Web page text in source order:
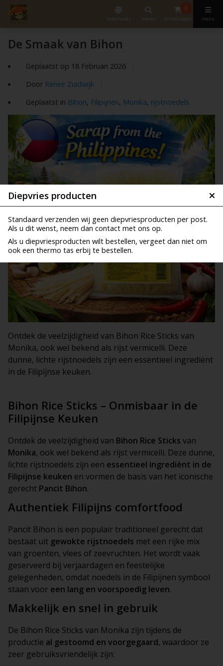
nederlands zoeken
0
winkelwagen menu
Diepvries producten
Standaard verzenden wij geen diepvriesproducten per post.
Als u dit wenst, neem dan contact met ons op.
Als u diepvriesproducten wilt bestellen, vergeet dan niet om
ook een thermo tas erbij te bestellen.
De Smaak van Bihon
Geplaatst op 18 Februari 2026
Door Renee Zuidwijk
Geplaatst in Bihon, Filipijnen, Monika, rijstnoedels
Ontdek de veelzijdigheid van Bihon Rice Sticks van
Monika, ook wel bekend als rijst vermicelli. Deze
dunne, lichte rijstnoedels zijn een essentieel ingrediënt
in de Filipijnse keuken.
Bihon Rice Sticks – Onmisbaar in de
Filipijnse Keuken
Ontdek de veelzijdigheid van Bihon Rice Sticks van
Monika, ook wel bekend als rijst vermicelli. Deze dunne,
lichte rijstnoedels zijn een essentieel ingrediënt in de
Filipijnse keuken en vormen de basis van het iconische
gerecht Pancit Bihon.
Authentiek Filipijns comfortfood
Pancit Bihon is een populair traditioneel gerecht dat
bestaat uit gewokte rijstnoedels met een rijke mix
van groenten, vlees of zeevruchten. Het wordt vaak
geserveerd bij verjaardagen en feestelijke
gelegenheden, omdat noedels in de Filipijnen symbool
staan voor een lang en voorspoedig leven.
Makkelijk en snel in gebruik
De Bihon Rice Sticks van Monika zijn tijdens de
productie al gestoomd en voorgegaard, waardoor ze
zeer gebruiksvriendelijk zijn: